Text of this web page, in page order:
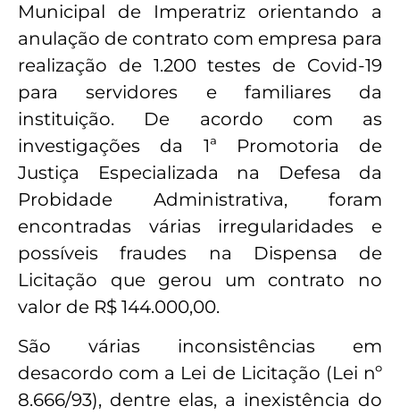
Municipal de Imperatriz orientando a
anulação de contrato com empresa para
realização de 1.200 testes de Covid-19
para servidores e familiares da
instituição. De acordo com as
investigações da 1ª Promotoria de
Justiça Especializada na Defesa da
Probidade Administrativa, foram
encontradas várias irregularidades e
possíveis fraudes na Dispensa de
Licitação que gerou um contrato no
valor de R$ 144.000,00.
São várias inconsistências em
desacordo com a Lei de Licitação (Lei nº
8.666/93), dentre elas, a inexistência do